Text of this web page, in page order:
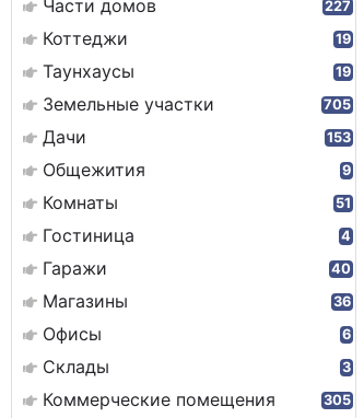
Части домов 227
Коттеджи 19
Таунхаусы 19
Земельные участки 705
Дачи 153
Общежития 9
Комнаты 51
Гостиница 4
Гаражи 40
Магазины 36
Офисы 6
Склады 3
Коммерческие помещения 305